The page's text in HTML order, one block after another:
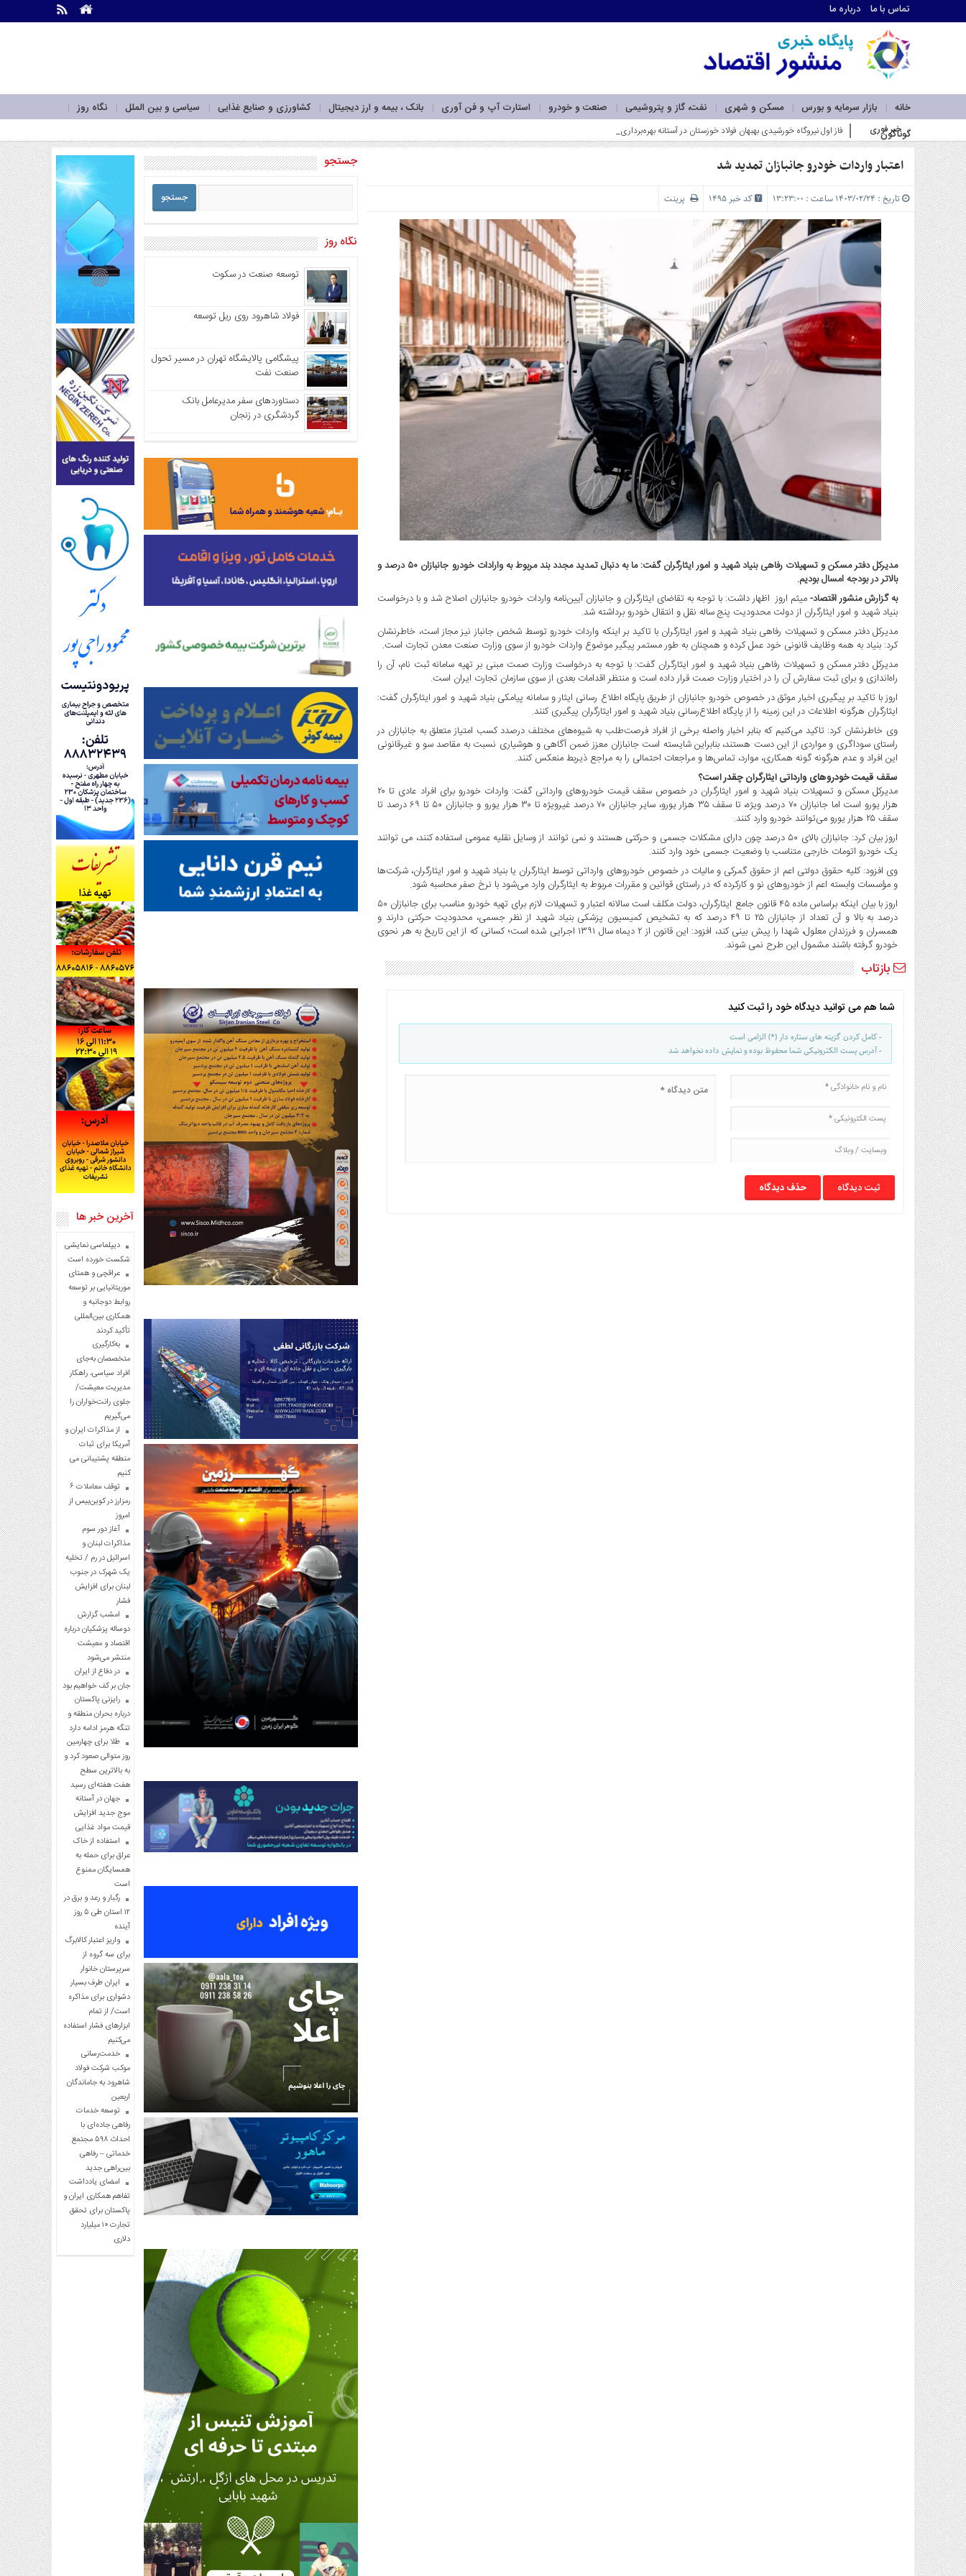
تماس با ما درباره ما
خانه بازار سرمایه و بورس مسکن و شهری نفت، گاز و پتروشیمی صنعت و خودرو استارت آپ و فن آوری بانک ، بیمه و ارز دیجیتال کشاورزی و صنایع غذایی سیاسی و بین الملل
نگاه روز
گوناگون
ما
درباره
سرویس
ها
خانه
بازار
سرمایه
و
بورس
مسکن
و
شهری
نفت،
گاز
و
پتروشیمی
صنعت
و
خودرو
استارت
آپ
و
فن
آوری
بانک
،
بیمه
و
ارز
دیجیتال
کشاورزی
و
صنایع
غذایی
سیاسی
و
بین
الملل
نگاه
روز
گوناگون
خبر فوری کسب سودهای بالاتر از شاخص ب_
اعتبار واردات خودرو جانبازان تمدید شد
تاریخ : ۱۴۰۳/۰۲/۲۴ ساعت : ۱۳:۲۳:۰۰ کد خبر 1495 پرینت
مدیرکل دفتر مسکن و تسهیلات رفاهی بنیاد شهید و امور ایثارگران گفت: ما به دنبال تمدید مجدد بند مربوط به وارادات خودرو جانبازان ۵۰ درصد و
بالاتر در بودجه امسال بودیم.
به گزارش منشور اقتصاد-میثم اروز اظهار داشت: با توجه به تقاضای ایثارگران و جانبازان آیین‌نامه واردات خودرو جانبازان اصلاح شد و با درخواست
بنیاد شهید و امور ایثارگران از دولت محدودیت پنج ساله نقل و انتقال خودرو برداشته شد.
مدیرکل دفتر مسکن و تسهیلات رفاهی بنیاد شهید و امور ایثارگران با تاکید بر اینکه واردات خودرو توسط شخص جانباز نیز مجاز است، خاطرنشان
کرد: بنیاد به همه وظایف قانونی خود عمل کرده و همچنان به طور مستمر پیگیر موضوع واردات خودرو از سوی وزارت صنعت معدن تجارت است.
مدیرکل دفتر مسکن و تسهیلات رفاهی بنیاد شهید و امور ایثارگران گفت: با توجه به درخواست وزارت صمت مبنی بر تهیه سامانه ثبت نام، آن را
راه‌اندازی و برای ثبت سفارش آن را در اختیار وزارت صمت قرار داده است و منتظر اقدامات بعدی از سوی سازمان تجارت ایران است.
اروز با تاکید بر پیگیری اخبار موثق در خصوص خودرو جانبازان از طریق پایگاه اطلاع رسانی ایثار و سامانه پیامکی بنیاد شهید و امور ایثارگران گفت:
ایثارگران هرگونه اطلاعات در این زمینه را از پایگاه اطلاع‌رسانی بنیاد شهید و امور ایثارگران پیگیری کنند.
وی خاطرنشان کرد: تاکید می‌کنیم که بنابر اخبار واصله برخی از افراد فرصت‌طلب به شیوه‌های مختلف درصدد کسب امتیاز متعلق به جانبازان در
راستای سوداگری و مواردی از این دست هستند، بنابراین شایسته است جانبازان معزز ضمن آگاهی و هوشیاری نسبت به مقاصد سو و غیرقانونی
این افراد و عدم هرگونه گونه همکاری، موارد، تماس‌ها و مراجعات احتمالی را به مراجع ذیربط منعکس کنند.
سقف قیمت خودروهای وارداتی ایثارگران چقدر است؟
مدیرکل مسکن و تسهیلات بنیاد شهید و امور ایثارگران در خصوص سقف قیمت خودروهای وارداتی گفت: واردات خودرو برای افراد عادی تا ۲۰
هزار یورو است اما جانبازان ۷۰ درصد ویژه، تا سقف ۳۵ هزار یورو، سایر جانبازان ۷۰ درصد غیرویژه تا ۳۰ هزار یورو و جانبازان ۵۰ تا ۶۹ درصد تا
سقف ۲۵ هزار یورو می‌توانند خودرو وارد کنند.
اروز بیان کرد: جانبازان بالای ۵۰ درصد چون دارای مشکلات جسمی و حرکتی هستند و نمی توانند از وسایل نقلیه عمومی استفاده کنند، می توانند
یک خودرو اتومات خارجی متناسب با وضعیت جسمی خود وارد کنند.
وی افزود: کلیه حقوق دولتی اعم از حقوق گمرکی و مالیات در خصوص خودروهای وارداتی توسط ایثارگران یا بنیاد شهید و امور ایثارگران، شرکت‌ها
و مؤسسات وابسته اعم از خودروهای نو و کارکرده که در راستای قوانین و مقررات مربوط به ایثارگران وارد می‌شود با نرخ صفر محاسبه شود.
اروز با بیان اینکه براساس ماده ۴۵ قانون جامع ایثارگران، دولت مکلف است سالانه اعتبار و تسهیلات لازم برای تهیه خودرو مناسب برای جانبازان ۵۰
درصد به بالا و آن تعداد از جانبازان ۲۵ تا ۴۹ درصد که به تشخیص کمیسیون پزشکی بنیاد شهید از نظر جسمی، محدودیت حرکتی دارند و
همسران و فرزندان معلول، شهدا را پیش بینی کند، افزود: این قانون از ۲ دیماه سال ۱۳۹۱ اجرایی شده است؛ کسانی که از این تاریخ به هر نحوی
خودرو گرفته باشند مشمول این طرح نمی شوند.
بازتاب
شما هم می توانید دیدگاه خود را ثبت کنید
- کامل کردن گزینه های ستاره دار (*) الزامی است
- آدرس پست الکترونیکی شما محفوظ بوده و نمایش داده نخواهد شد
حذف دیدگاه
جستجو
نگاه روز
توسعه صنعت در سکوت
فولاد شاهرود روی ریل توسعه
پیشگامی پالایشگاه تهران در مسیر تحول
صنعت نفت
دستاوردهای سفر مدیرعامل بانک
گردشگری در زنجان
آخرین خبر ها
دیپلماسی نمایشی
شکست خورده است
عراقچی و همتای
موریتانیایی بر توسعه
روابط دوجانبه و
همکاری بین‌المللی
تأکید کردند
به‌کارگیری
متخصصان به‌جای
افراد سیاسی، راهکار
مدیریت معیشت/
جلوی رانت‌خواران را
می‌گیریم
از مذاکرات ایران و
آمریکا برای ثبات
منطقه پشتیبانی می
کنیم
توقف معاملات ۶
رمزارز در کوین‌بیس از
امروز
آغاز دور سوم
مذاکرات لبنان و
اسرائیل در رم / تخلیه
یک شهرک در جنوب
لبنان برای افزایش
فشار
امشب گزارش
دوساله پزشکیان درباره
اقتصاد و معیشت
منتشر می‌شود
در دفاع از ایران
جان بر کف خواهیم بود
رایزنی پاکستان
درباره بحران منطقه و
تنگه هرمز ادامه دارد
طلا برای چهارمین
روز متوالی صعود کرد و
به بالاترین سطح
هفت هفته‌ای رسید
جهان در آستانه
موج جدید افزایش
قیمت مواد غذایی
استفاده از خاک
عراق برای حمله به
همسایگان ممنوع
است
رگبار و رعد و برق در
۱۲ استان طی ۵ روز
آینده
واریز اعتبار کالابرگ
برای سه گروه از
سرپرستان خانوار
ایران طرف بسیار
دشواری برای مذاکره
است/ از تمام
ابزارهای فشار استفاده
می‌کنیم
خدمت‌رسانی
موکب شرکت فولاد
شاهرود به جاماندگان
اربعین
توسعه خدمات
رفاهی جاده‌ای با
احداث ۵۹۸ مجتمع
خدماتی – رفاهی
بین‌راهی جدید
امضای یادداشت
تفاهم همکاری ایران و
پاکستان برای تحقق
تجارت ۱۰ میلیارد
دلاری